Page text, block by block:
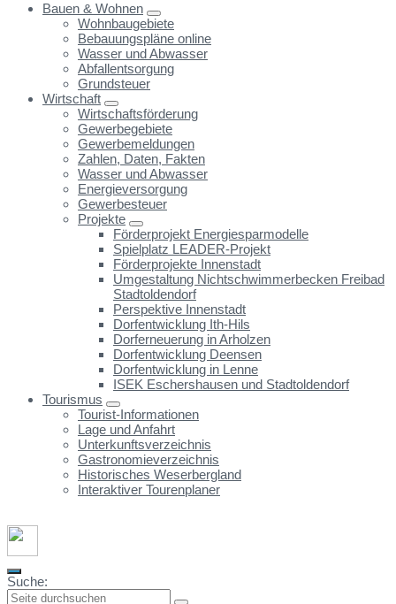
Bauen & Wohnen
Wohnbaugebiete
Bebauungspläne online
Wasser und Abwasser
Abfallentsorgung
Grundsteuer
Wirtschaft
Wirtschaftsförderung
Gewerbegebiete
Gewerbemeldungen
Zahlen, Daten, Fakten
Wasser und Abwasser
Energieversorgung
Gewerbesteuer
Projekte
Förderprojekt Energiesparmodelle
Spielplatz LEADER-Projekt
Förderprojekte Innenstadt
Umgestaltung Nichtschwimmerbecken Freibad
Stadtoldendorf
Perspektive Innenstadt
Dorfentwicklung Ith-Hils
Dorferneuerung in Arholzen
Dorfentwicklung Deensen
Dorfentwicklung in Lenne
ISEK Eschershausen und Stadtoldendorf
Tourismus
Tourist-Informationen
Lage und Anfahrt
Unterkunftsverzeichnis
Gastronomieverzeichnis
Historisches Weserbergland
Interaktiver Tourenplaner
Suche: